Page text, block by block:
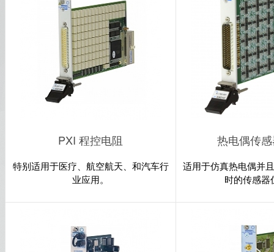
PXI 程控电阻
特别适用于医疗、航空航天、和汽车行
业应用。
热电偶传
适用于仿真热电偶并
时的传感器